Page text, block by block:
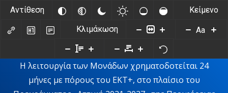
Αντίθεση
Κείμενο
Κλιμάκωση
Aa
Η λειτουργία των Μονάδων χρηματοδοτείται 24
μήνες με πόρους του ΕΚΤ+, στο πλαίσιο του